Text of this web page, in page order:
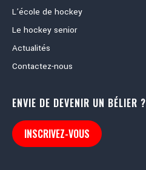
L’école de hockey
Le hockey senior
Actualités
Contactez-nous
ENVIE DE DEVENIR UN BÉLIER ?
INSCRIVEZ-VOUS